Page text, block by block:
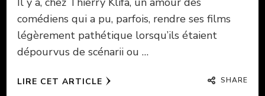
comédiens qui a pu, parfois, rendre ses films
légèrement pathétique lorsqu’ils étaient
dépourvus de scénarii ou …
LIRE CET ARTICLE SHARE